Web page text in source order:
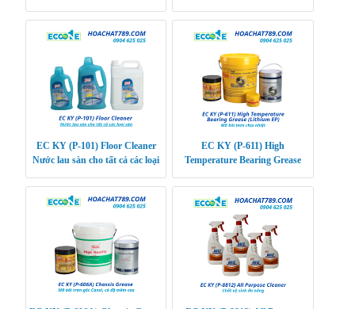
EC KY (P-101) Floor Cleaner
Nước lau sàn cho tất cả các loại
EC KY (P-611) High
Temperature Bearing Grease
phận ma sát, chịu nhiệt đ